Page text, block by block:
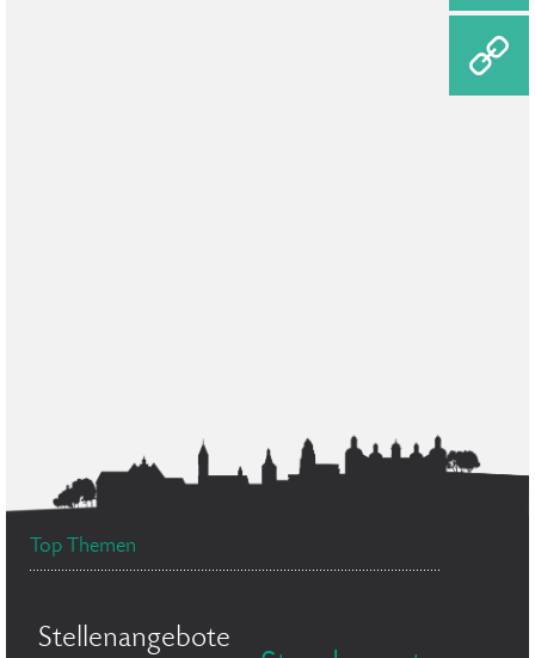
Top Themen
Stellenangebote